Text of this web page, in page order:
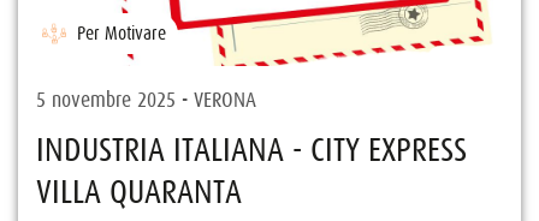
Per Motivare
5 novembre 2025 - VERONA
INDUSTRIA ITALIANA - CITY EXPRESS
VILLA QUARANTA